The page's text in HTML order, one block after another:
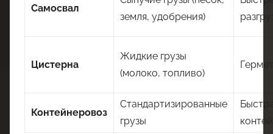
Самосвал
земля, удобрения)
Цистерна
Жидкие грузы
(молоко, топливо)
Контейнеровоз
Стандартизированные
грузы